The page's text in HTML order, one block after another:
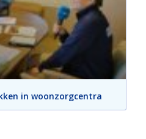
in woonzorgcentra